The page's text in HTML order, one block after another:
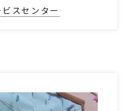
スセンター